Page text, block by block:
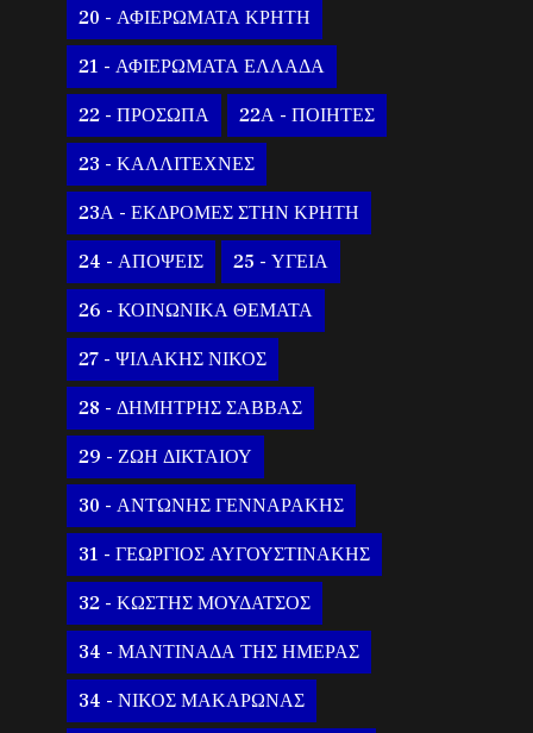
20 - ΑΦΙΕΡΩΜΑΤΑ ΚΡΗΤΗ
21 - ΑΦΙΕΡΩΜΑΤΑ ΕΛΛΑΔΑ
22 - ΠΡΟΣΩΠΑ 22Α - ΠΟΙΗΤΕΣ
23 - ΚΑΛΛΙΤΕΧΝΕΣ
23Α - ΕΚΔΡΟΜΕΣ ΣΤΗΝ ΚΡΗΤΗ
24 - ΑΠΟΨΕΙΣ 25 - ΥΓΕΙΑ
26 - ΚΟΙΝΩΝΙΚΑ ΘΕΜΑΤΑ
27 - ΨΙΛΑΚΗΣ ΝΙΚΟΣ
28 - ΔΗΜΗΤΡΗΣ ΣΑΒΒΑΣ
29 - ΖΩΗ ΔΙΚΤΑΙΟΥ
30 - ΑΝΤΩΝΗΣ ΓΕΝΝΑΡΑΚΗΣ
31 - ΓΕΩΡΓΙΟΣ ΑΥΓΟΥΣΤΙΝΑΚΗΣ
32 - ΚΩΣΤΗΣ ΜΟΥΔΑΤΣΟΣ
34 - ΜΑΝΤΙΝΑΔΑ ΤΗΣ ΗΜΕΡΑΣ
34 - ΝΙΚΟΣ ΜΑΚΑΡΩΝΑΣ